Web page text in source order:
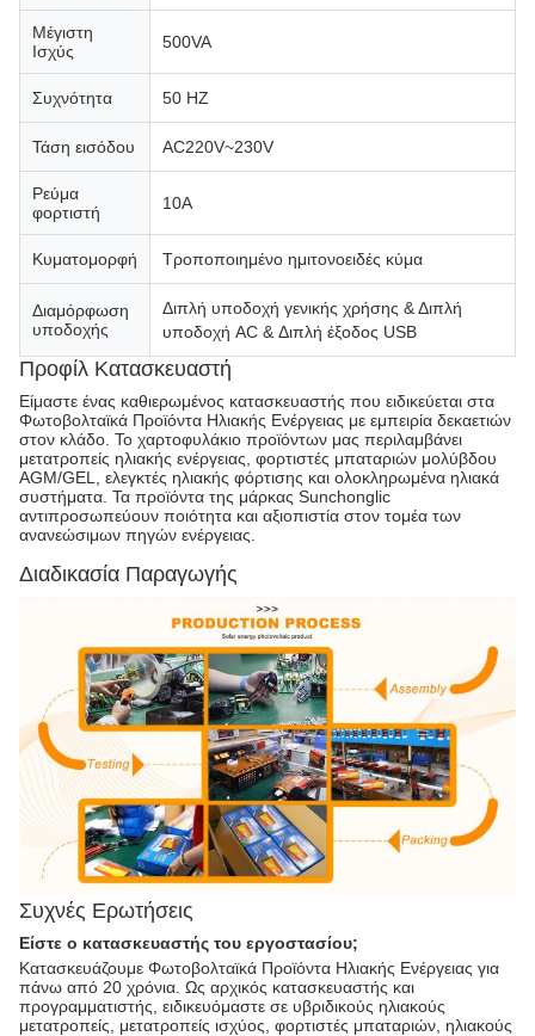
Μέγιστη
Ισχύς
500VA
Συχνότητα 50 HZ
Τάση εισόδου AC220V~230V
Ρεύμα
φορτιστή
10Α
Κυματομορφή Τροποποιημένο ημιτονοειδές κύμα
Διαμόρφωση
υποδοχής
Διπλή υποδοχή γενικής χρήσης & Διπλή
υποδοχή AC & Διπλή έξοδος USB
Προφίλ Κατασκευαστή
Είμαστε ένας καθιερωμένος κατασκευαστής που ειδικεύεται στα
Φωτοβολταϊκά Προϊόντα Ηλιακής Ενέργειας με εμπειρία δεκαετιών
στον κλάδο. Το χαρτοφυλάκιο προϊόντων μας περιλαμβάνει
μετατροπείς ηλιακής ενέργειας, φορτιστές μπαταριών μολύβδου
AGM/GEL, ελεγκτές ηλιακής φόρτισης και ολοκληρωμένα ηλιακά
συστήματα. Τα προϊόντα της μάρκας Sunchonglic
αντιπροσωπεύουν ποιότητα και αξιοπιστία στον τομέα των
ανανεώσιμων πηγών ενέργειας.
Διαδικασία Παραγωγής
Συχνές Ερωτήσεις
Είστε ο κατασκευαστής του εργοστασίου;
Κατασκευάζουμε Φωτοβολταϊκά Προϊόντα Ηλιακής Ενέργειας για
πάνω από 20 χρόνια. Ως αρχικός κατασκευαστής και
προγραμματιστής, ειδικευόμαστε σε υβριδικούς ηλιακούς
μετατροπείς, μετατροπείς ισχύος, φορτιστές μπαταριών, ηλιακούς